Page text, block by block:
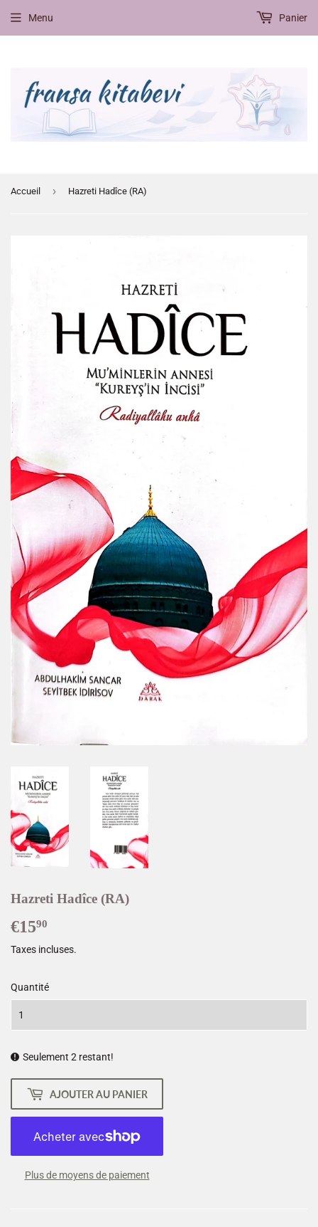
Menu Panier
Accueil › Hazreti Hadîce (RA)
Hazreti Hadîce (RA)
€1590
Taxes incluses.
Quantité
Seulement 2 restant!
AJOUTER AU PANIER
Plus de moyens de paiement